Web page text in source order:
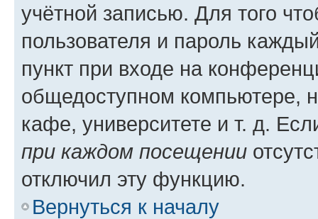
учётной записью. Для того
пользователя и пароль
пункт при входе на
общедоступном компьютере,
кафе, университете и т. д.
при каждом посещении
отключил эту функцию.
Вернуться к началу